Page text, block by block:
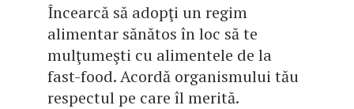
Încearcă să adopţi un regim
alimentar sănătos în loc să te
mulţumeşti cu alimentele de la
fast-food. Acordă organismului tău
respectul pe care îl merită.